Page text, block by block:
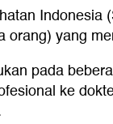
Indonesia
orang) yang
pada
ke